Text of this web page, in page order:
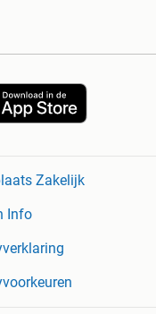
Zakelijk
Info